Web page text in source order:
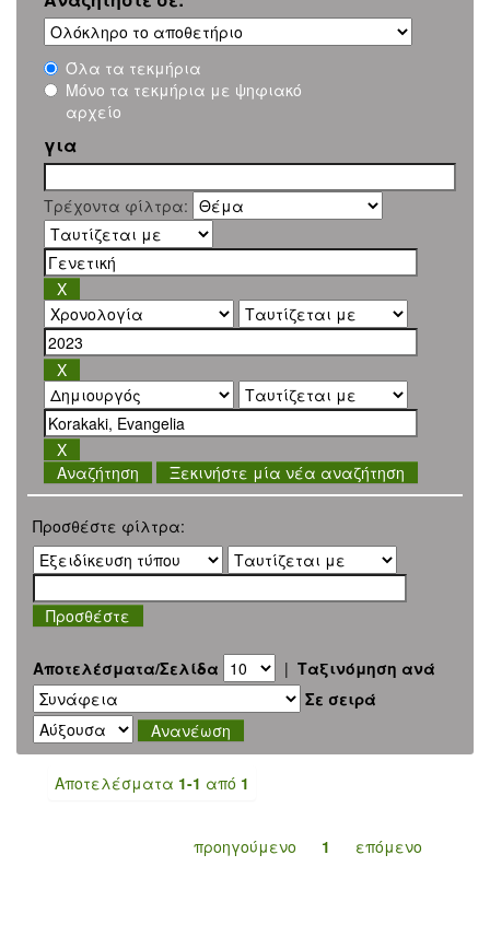
Όλα τα τεκμήρια
Μόνο τα τεκμήρια με ψηφιακό
αρχείο
για
Τρέχοντα φίλτρα:
Ξεκινήστε μία νέα αναζήτηση
Προσθέστε φίλτρα:
Αποτελέσματα/Σελίδα | Ταξινόμηση ανά
Σε σειρά
Αποτελέσματα 1-1 από 1
προηγούμενο 1 επόμενο